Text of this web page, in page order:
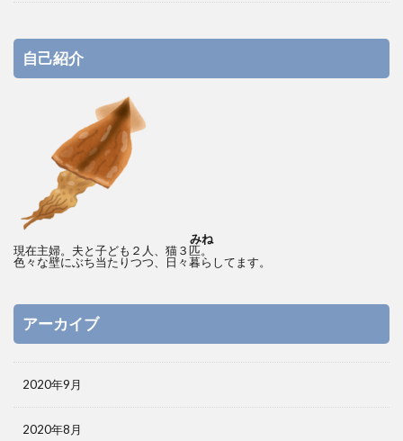
自己紹介
みね
現在主婦。夫と子ども２人、猫３匹。
色々な壁にぶち当たりつつ、日々暮らしてます。
アーカイブ
2020年9月
2020年8月